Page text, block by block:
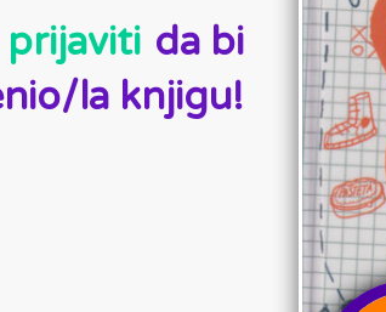
prijaviti da bi
la knjigu!